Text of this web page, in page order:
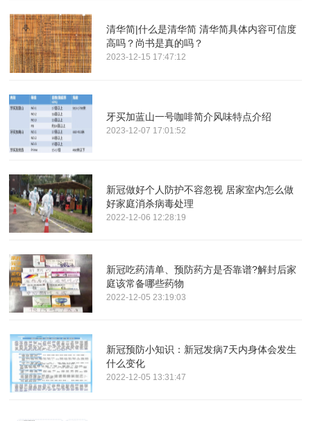
清华简|什么是清华简 清华简具体内容可信度
高吗？尚书是真的吗？
2023-12-15 17:47:12
牙买加蓝山一号咖啡简介风味特点介绍
2023-12-07 17:01:52
新冠做好个人防护不容忽视 居家室内怎么做
好家庭消杀病毒处理
2022-12-06 12:28:19
新冠吃药清单、预防药方是否靠谱?解封后家
庭该常备哪些药物
2022-12-05 23:19:03
新冠预防小知识：新冠发病7天内身体会发生
什么变化
2022-12-05 13:31:47